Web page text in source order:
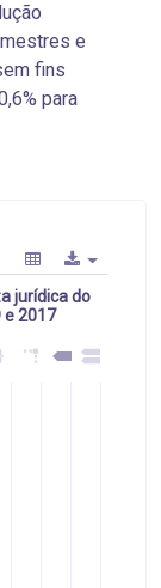
e
fins
para
jurídica do
e 2017